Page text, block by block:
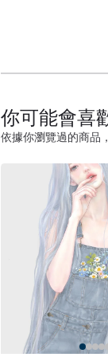
你可能會喜
依據你瀏覽過的商品